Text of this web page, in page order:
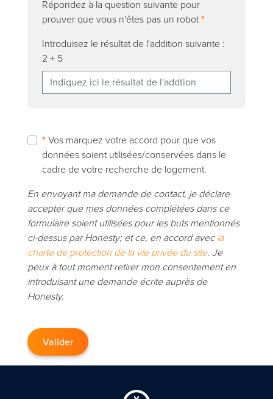
Répondez à la question suivante pour
prouver que vous n'êtes pas un robot*
Introduisez le résultat de l'addition suivante :
2 + 5
* Vos marquez votre accord pour que vos
données soient utilisées/conservées dans le
cadre de votre recherche de logement.
En envoyant ma demande de contact, je déclare
accepter que mes données complétées dans ce
formulaire soient utilisées pour les buts mentionnés
ci-dessus par Honesty; et ce, en accord avecla
charte de protection de la vie privée du site. Je
peux à tout moment retirer mon consentement en
introduisant une demande écrite auprès de
Honesty.
Valider